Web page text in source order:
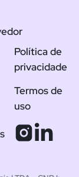
Política de
privacidade
Termos de
uso